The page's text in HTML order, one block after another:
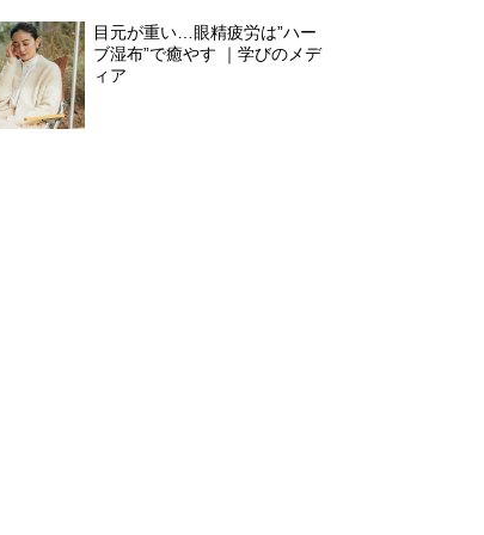
目元が重い…眼精疲労は”ハー
ブ湿布”で癒やす ｜学びのメデ
ィア